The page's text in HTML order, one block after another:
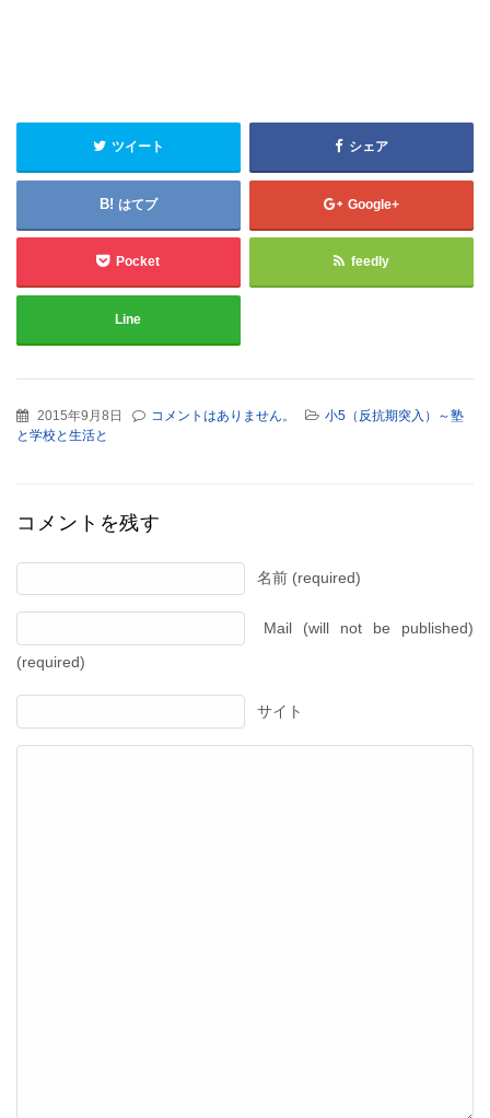
ツイート シェア
はてブ Google+
Pocket feedly
Line
2015年9月8日 コメントはありません。
小5（反抗期突入）～塾
と学校と生活と
コメントを残す
名前 (required)
Mail (will not be published)
(required)
サイト